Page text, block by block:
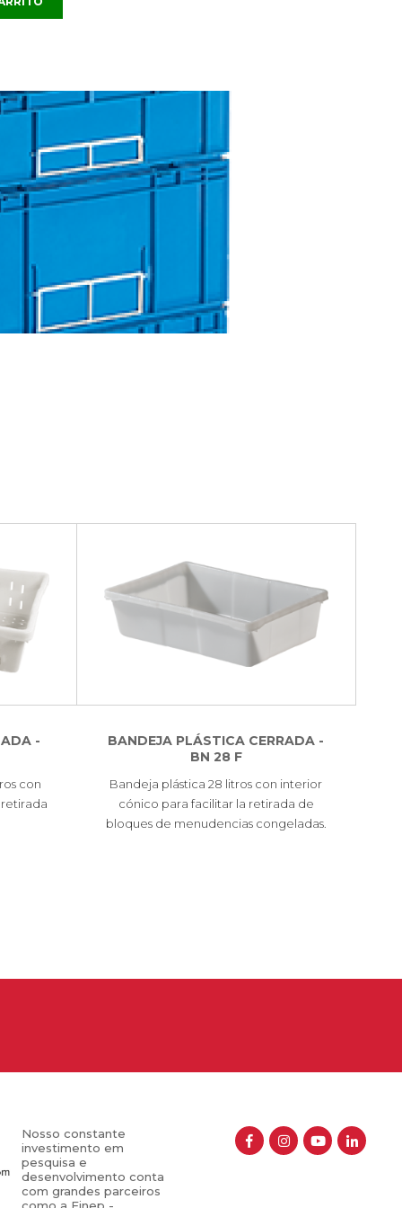
-
con
BANDEJA PLÁSTICA CERRADA -
BN 28 F
Bandeja plástica 28 litros con interior
cónico para facilitar la retirada de
bloques de menudencias congeladas.
Nosso constante
investimento em
pesquisa e
desenvolvimento conta
com grandes parceiros